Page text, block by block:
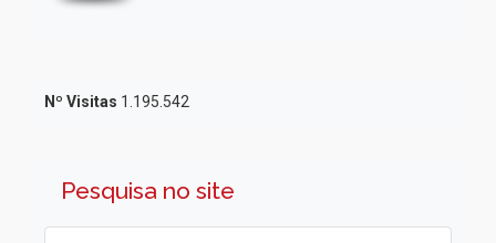
Nº Visitas 1.195.542
Pesquisa no site